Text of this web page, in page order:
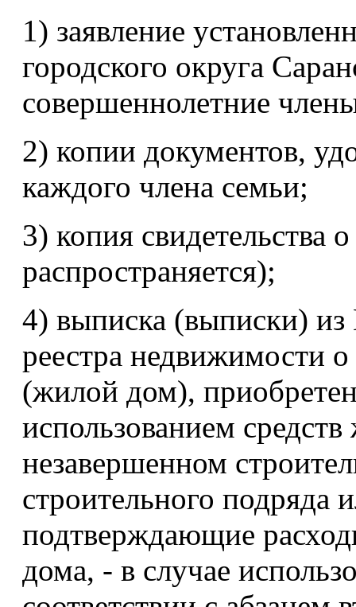
1) заявление
городского округа
совершеннолетние
2) копии документов,
каждого члена семьи;
3) копия свидетельства
распространяется);
4) выписка (выписки) из
реестра недвижимости
(жилой дом),
использованием
незавершенном
строительного подряда
подтверждающие
дома, - в случае